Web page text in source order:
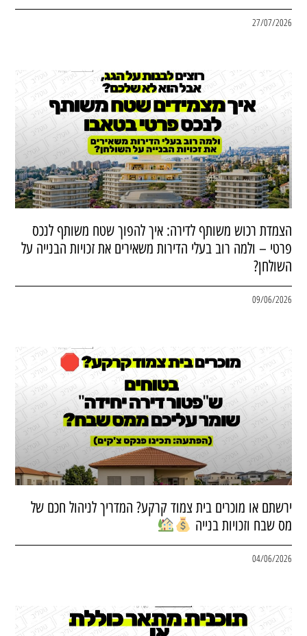
27/07/2026
הצמדת רכוש משותף לדירה: איך להפוך שטח משותף לנכס
פרטי – ולמה רוב בעלי הדירות משאירים את זכויות הבנייה על
השולחן?
09/06/2026
ירשתם או מוכרים בית צמוד קרקע? המדריך לניהול חכם של
מס שבח וזכויות בנייה
04/06/2026